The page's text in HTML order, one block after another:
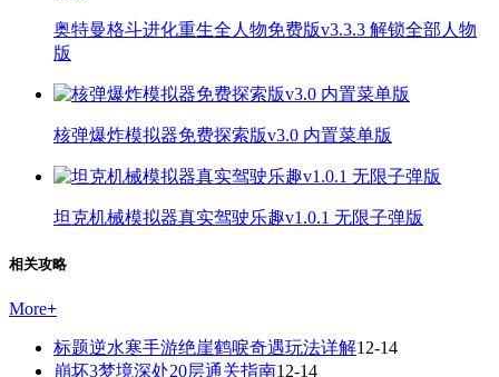
奥特曼格斗进化重生全人物免费版v3.3.3 解锁全部人物
版
核弹爆炸模拟器免费探索版v3.0 内置菜单版
坦克机械模拟器真实驾驶乐趣v1.0.1 无限子弹版
相关攻略
More+
标题逆水寒手游绝崖鹤唳奇遇玩法详解12-14
崩坏3梦境深处20层通关指南12-14